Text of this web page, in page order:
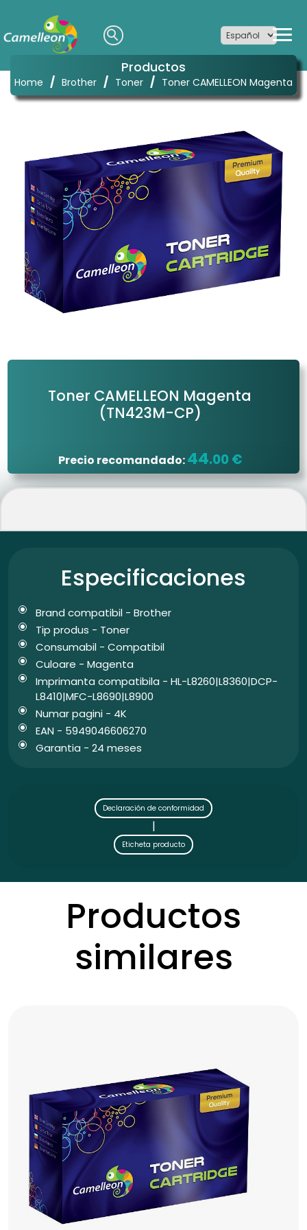
Productos
Home / Brother / Toner / Toner CAMELLEON Magenta
Toner CAMELLEON Magenta
(TN423M-CP)
Precio recomandado:44.00 €
Especificaciones
Brand compatibil - Brother
Tip produs - Toner
Consumabil - Compatibil
Culoare - Magenta
Imprimanta compatibila - HL-L8260|L8360|DCP-
L8410|MFC-L8690|L8900
Numar pagini - 4K
EAN - 5949046606270
Garantia - 24 meses
Declaración de conformidad
|
Eticheta producto
Productos
similares